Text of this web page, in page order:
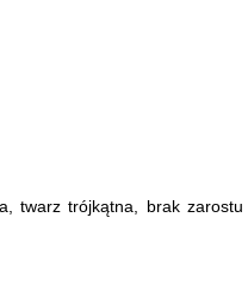
twarz trójkątna, brak zarostu